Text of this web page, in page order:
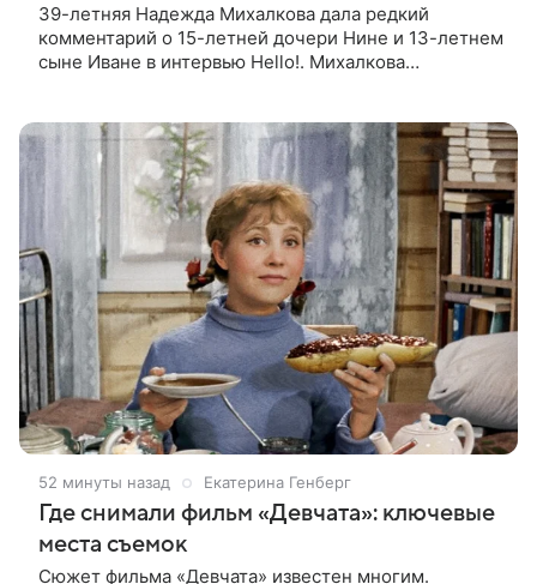
39-летняя Надежда Михалкова дала редкий
комментарий о 15-летней дочери Нине и 13-летнем
сыне Иване в интервью Hello!. Михалкова
52 минуты назад Екатерина Генберг
Где снимали фильм «Девчата»: ключевые
места съемок
Сюжет фильма «Девчата» известен многим.